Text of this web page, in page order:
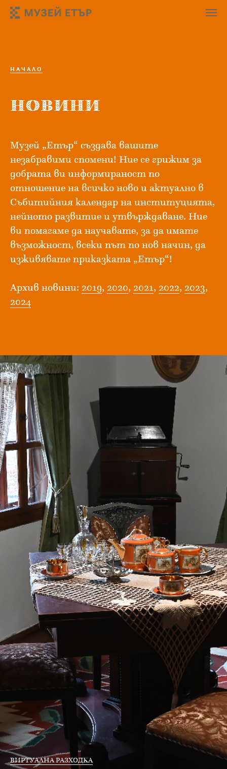
НАЧАЛО
НОВИНИ
Музей „Етър“ създава вашите
незабравими спомени! Ние се грижим за
добрата ви информираност по
отношение на всичко ново и актуално в
Събитийния календар на институцията,
нейното развитие и утвърждаване. Ние
ви помагаме да научавате, за да имате
възможност, всеки път по нов начин, да
изживявате приказката „Етър“!
Архив новини: 2019, 2020, 2021, 2022, 2023,
2024
ВИРТУАЛНА РАЗХОДКА